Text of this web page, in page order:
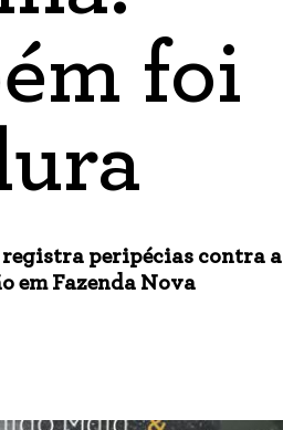
foi
peripécias contra a
em Fazenda Nova